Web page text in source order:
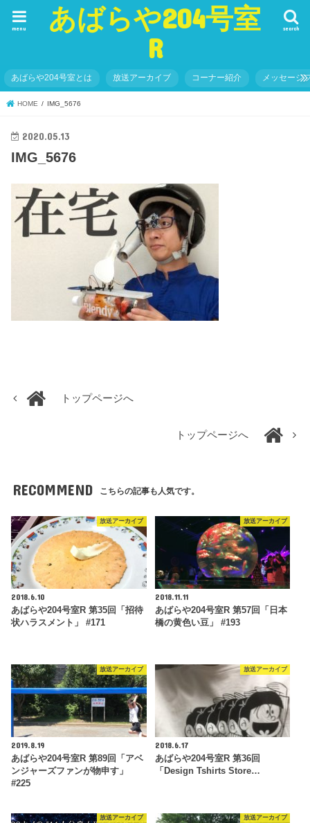
あばらや204号室
R
search
menu
あばらや204号室とは 放送アーカイブ コーナー紹介 メッセージ
HOME IMG_5676
2020.05.13
IMG_5676
トップページへ
トップページへ
RECOMMEND こちらの記事も人気です。
放送アーカイブ
2018.6.10
あばらや204号室R 第35回「招待
状ハラスメント」 #171
放送アーカイブ
2018.11.11
あばらや204号室R 第57回「日本
橋の黄色い豆」 #193
放送アーカイブ
2019.8.19
あばらや204号室R 第89回「アベ
ンジャーズファンが物申す」
#225
放送アーカイブ
2018.6.17
あばらや204号室R 第36回
「Design Tshirts Store…
放送アーカイブ 放送アーカイブ